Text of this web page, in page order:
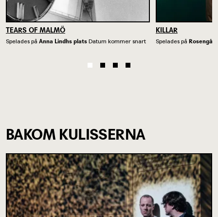
TEARS OF MALMÖ
Spelades på Anna Lindhs plats Datum kommer snart
KILLAR
Spelades på Rosengård
BAKOM KULISSERNA